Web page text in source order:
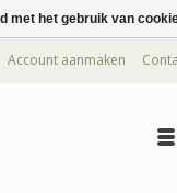
Account aanmaken
met het gebruik van